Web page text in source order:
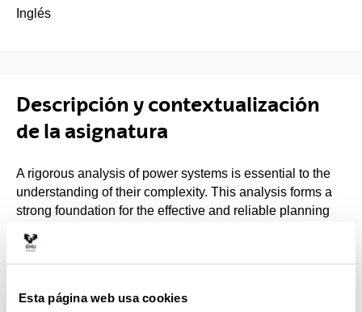
Esta página web usa cookies
Inglés
Descripción y contextualización
de la asignatura
A rigorous analysis of power systems is essential to the
understanding of their complexity. This analysis forms a
strong foundation for the effective and reliable planning
changing facets of power systems are ¿ deregulation or
smart grid-oriented paradigms, the study and practice of
analytical approaches from a systems perspective. This